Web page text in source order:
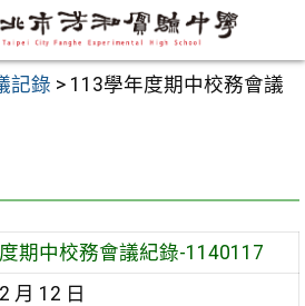
記錄 > 113學年度期中校務會議
期中校務會議紀錄-1140117
月 12 日